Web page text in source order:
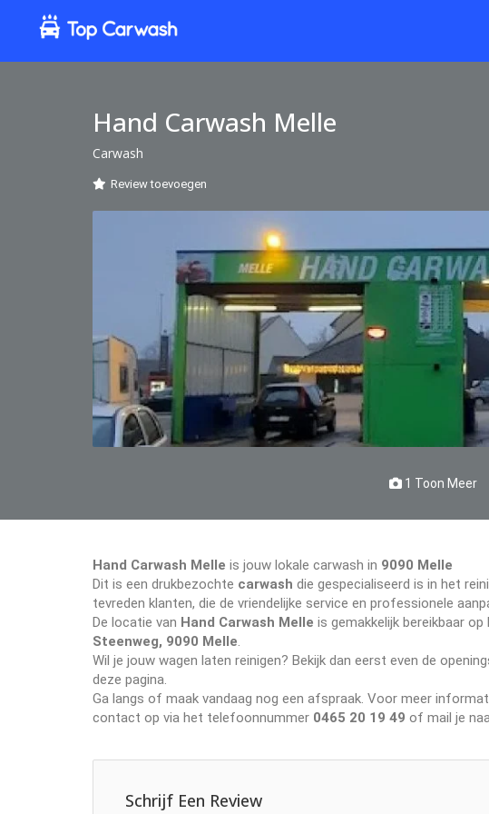
Hand Carwash Melle
Carwash
Review toevoegen
1 Toon Meer
Hand Carwash Melle is jouw lokale carwash in 9090 Melle
Dit is een drukbezochte carwash die gespecialiseerd is in het
tevreden klanten, die de vriendelijke service en professionele
De locatie van Hand Carwash Melle is gemakkelijk bereikbaar
Steenweg, 9090 Melle.
Wil je jouw wagen laten reinigen? Bekijk dan eerst even de
deze pagina.
Ga langs of maak vandaag nog een afspraak. Voor meer
contact op via het telefoonnummer 0465 20 19 49 of mail je
Schrijf Een Review